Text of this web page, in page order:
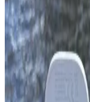
TPA3110
topraklama
yapılar hızlı prototip
dayanıklılığı artırır.
Bluetooth
ve Seçim